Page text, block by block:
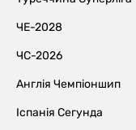
ЧЕ-2028
ЧС-2026
Англія Чемпіоншип
Іспанія Сегунда